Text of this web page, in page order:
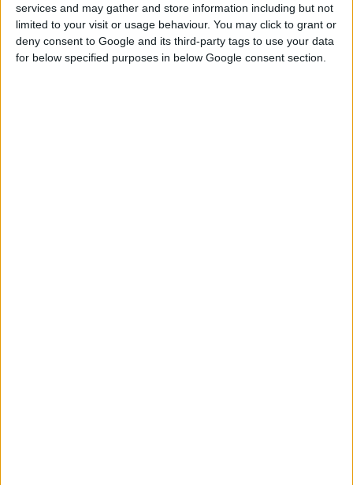
services and may gather and store information including but not
limited to your visit or usage behaviour. You may click to grant or
deny consent to Google and its third-party tags to use your data
for below specified purposes in below Google consent section.
καθυστερήσεων που παρατηρούνται στην
εξόφληση των φαρμακοποιών για τα
φάρμακα που χορήγησαν σε ασφαλισμένους